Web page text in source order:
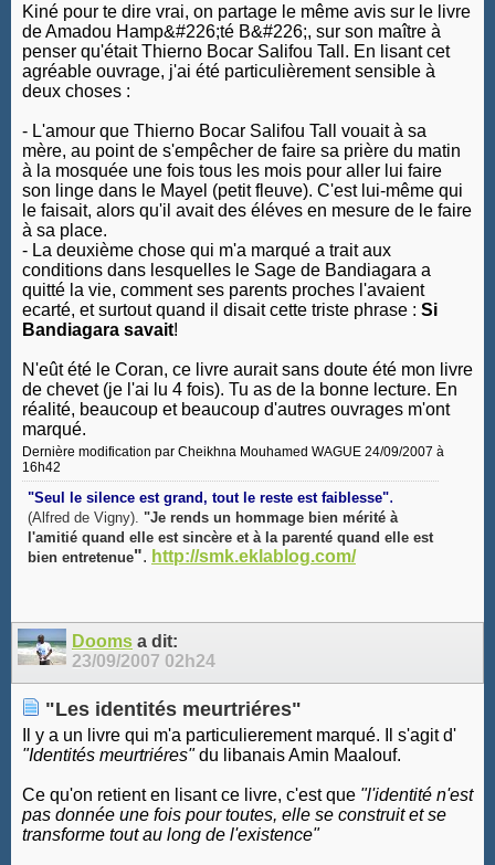
Kiné pour te dire vrai, on partage le même avis sur le livre
de Amadou Hamp&#226;té B&#226;, sur son maître à
penser qu'était Thierno Bocar Salifou Tall. En lisant cet
agréable ouvrage, j'ai été particulièrement sensible à
deux choses :
- L'amour que Thierno Bocar Salifou Tall vouait à sa
mère, au point de s'empêcher de faire sa prière du matin
à la mosquée une fois tous les mois pour aller lui faire
son linge dans le Mayel (petit fleuve). C'est lui-même qui
le faisait, alors qu'il avait des éléves en mesure de le faire
à sa place.
- La deuxième chose qui m'a marqué a trait aux
conditions dans lesquelles le Sage de Bandiagara a
quitté la vie, comment ses parents proches l'avaient
ecarté, et surtout quand il disait cette triste phrase : Si
Bandiagara savait!
N'eût été le Coran, ce livre aurait sans doute été mon livre
de chevet (je l'ai lu 4 fois). Tu as de la bonne lecture. En
réalité, beaucoup et beaucoup d'autres ouvrages m'ont
marqué.
Dernière modification par Cheikhna Mouhamed WAGUE 24/09/2007 à
16h42
"Seul le silence est grand, tout le reste est faiblesse".
(Alfred de Vigny). "Je rends un hommage bien mérité à
l'amitié quand elle est sincère et à la parenté quand elle est
bien entretenue". http://smk.eklablog.com/
Dooms a dit:
23/09/2007 02h24
"Les identités meurtriéres"
Il y a un livre qui m'a particulierement marqué. Il s'agit d'
"Identités meurtriéres"du libanais Amin Maalouf.
Ce qu'on retient en lisant ce livre, c'est que "l'identité n'est
pas donnée une fois pour toutes, elle se construit et se
transforme tout au long de l'existence"